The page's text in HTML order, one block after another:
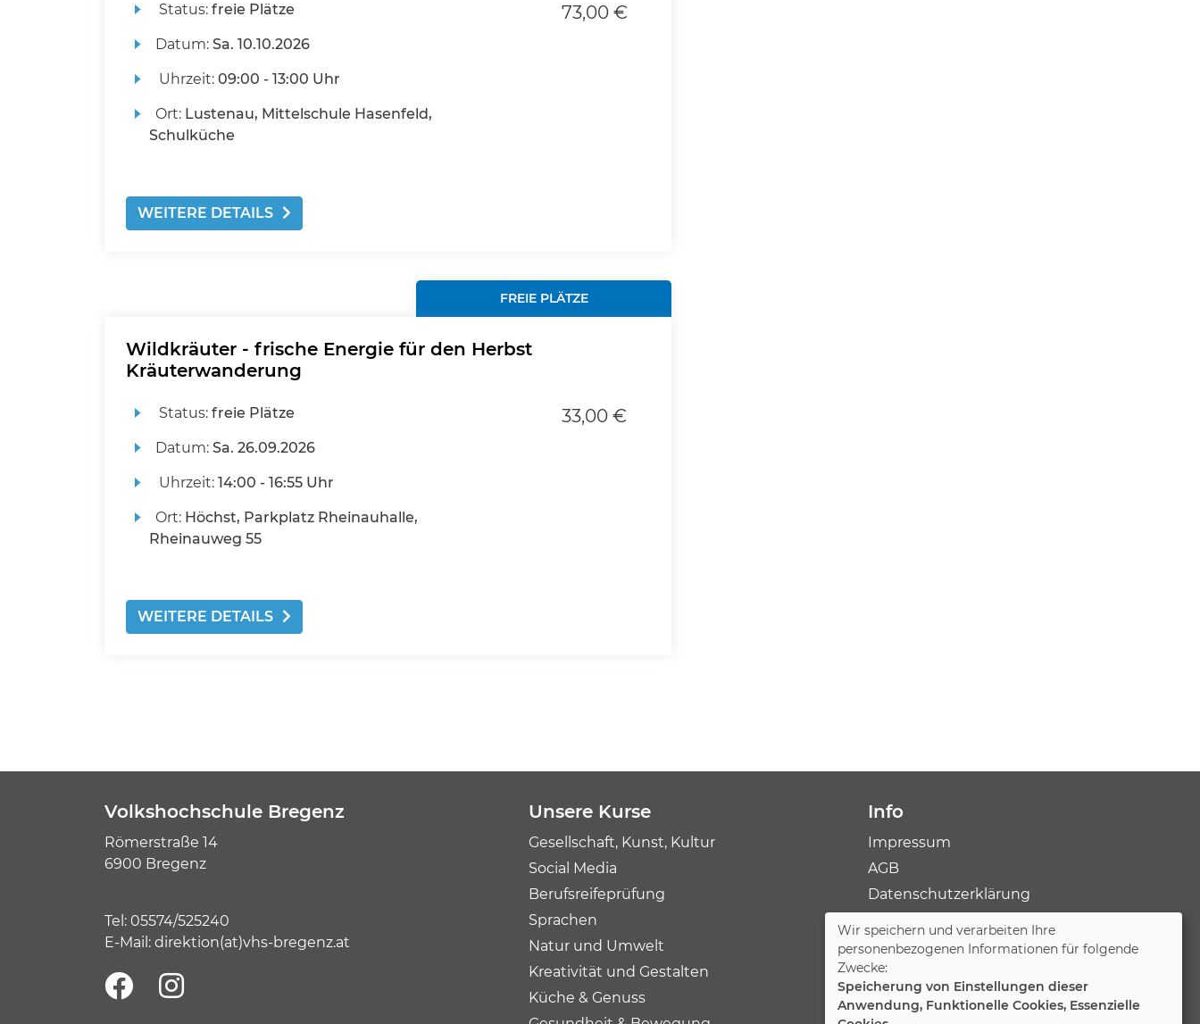
Status: freie Plätze
Datum: Sa. 10.10.2026
Uhrzeit: 09:00 - 13:00 Uhr
Ort: Lustenau, Mittelschule Hasenfeld,
Schulküche
73,00 €
WEITERE DETAILS
FREIE PLÄTZE
Wildkräuter - frische Energie für den Herbst
Kräuterwanderung
Status: freie Plätze
Datum: Sa. 26.09.2026
Uhrzeit: 14:00 - 16:55 Uhr
Ort: Höchst, Parkplatz Rheinauhalle,
Rheinauweg 55
33,00 €
WEITERE DETAILS
Volkshochschule Bregenz
Römerstraße 14
6900 Bregenz
Tel: 05574/525240
E-Mail: direktion(at)vhs-bregenz.at
Unsere Kurse
Gesellschaft, Kunst, Kultur
Social Media
Berufsreifeprüfung
Sprachen
Natur und Umwelt
Kreativität und Gestalten
Küche & Genuss
Info
Impressum
AGB
Datenschutzerklärung
Cookie Einstellungen
Wir speichern und verarbeiten Ihre
personenbezogenen Informationen für folgende
Zwecke:
Speicherung von Einstellungen dieser
Anwendung, Funktionelle Cookies, Essenzielle